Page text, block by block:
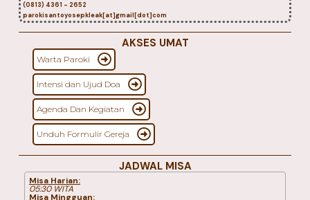
(0813) 4361 - 2652
parokisantoyosepkleak[at]gmail[dot]com
AKSES UMAT
Warta Paroki
Intensi dan Ujud Doa
Agenda Dan Kegiatan
Unduh Formulir Gereja
JADWAL MISA
Misa Harian:
05:30 WITA
Misa Mingguan: